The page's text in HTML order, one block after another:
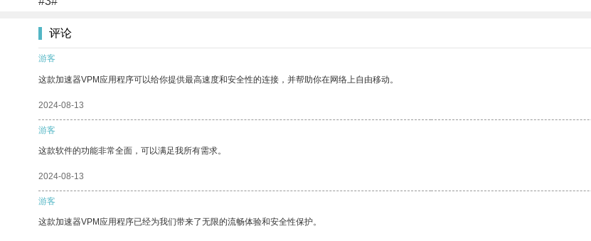
评论
游客
这款加速器VPM应用程序可以给你提供最高速度和安全性的连接，并帮助你在网络上自由移动。
2024-08-13
游客
这款软件的功能非常全面，可以满足我所有需求。
2024-08-13
游客
这款加速器VPM应用程序已经为我们带来了无限的流畅体验和安全性保护。